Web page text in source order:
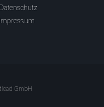
Datenschutz
Impressum
GmbH